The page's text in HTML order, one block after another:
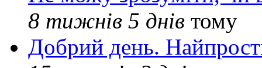
8 тижнів 5 днів тому
Добрий день.